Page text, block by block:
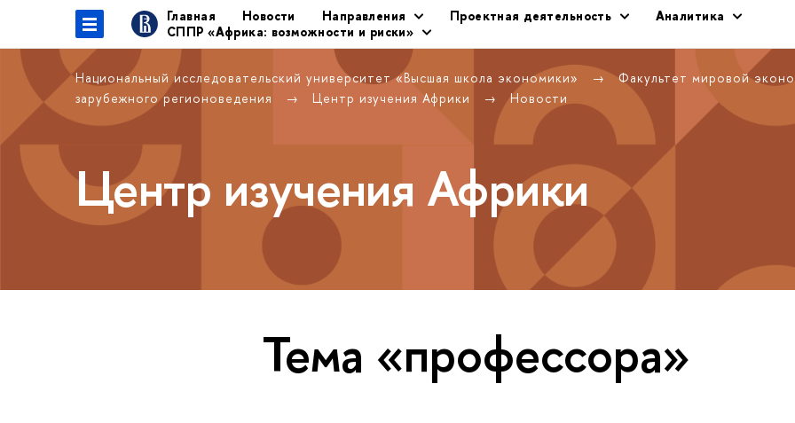
Главная Новости Направления Проектная деятельность
Аналитика
СППР «Африка: возможности и риски»
Национальный исследовательский университет «Высшая школа экономики»
Факультет мировой
зарубежного регионоведения
Центр изучения Африки Новости
Центр изучения Африки
Тема «профессора»